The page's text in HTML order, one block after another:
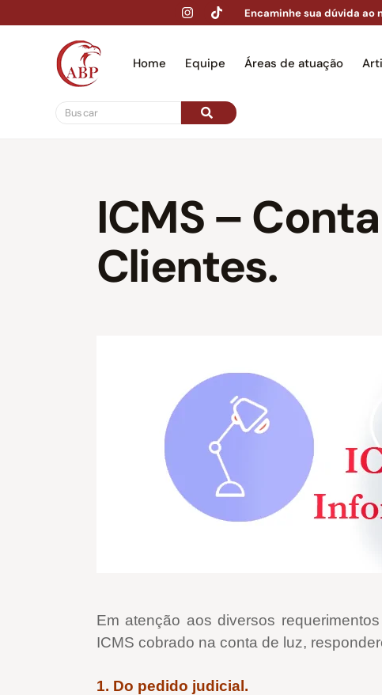
Encaminhe sua dúvida ao
Home Equipe Áreas de atuação
ICMS –
Clientes.
Em atenção aos diversos
ICMS cobrado na conta de luz,
1. Do pedido judicial.